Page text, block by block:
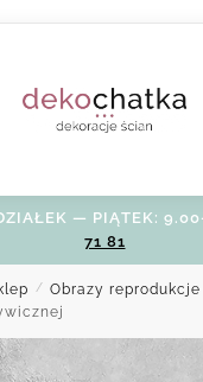
— PIĄTEK:
71 81
/ Obrazy reprodukcje